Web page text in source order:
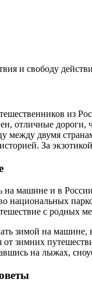
и свободу
из
отличные дороги,
между двумя
За
на машине и в
национальных
с родных
зимой на
от зимних
на лыжах,